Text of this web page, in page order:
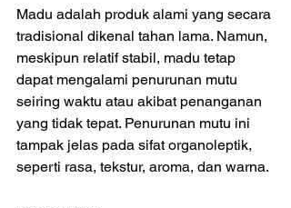
Madu adalah produk alami yang secara
tradisional dikenal tahan lama. Namun,
meskipun relatif stabil, madu tetap
dapat mengalami penurunan mutu
seiring waktu atau akibat penanganan
yang tidak tepat. Penurunan mutu ini
tampak jelas pada sifat organoleptik,
seperti rasa, tekstur, aroma, dan warna.